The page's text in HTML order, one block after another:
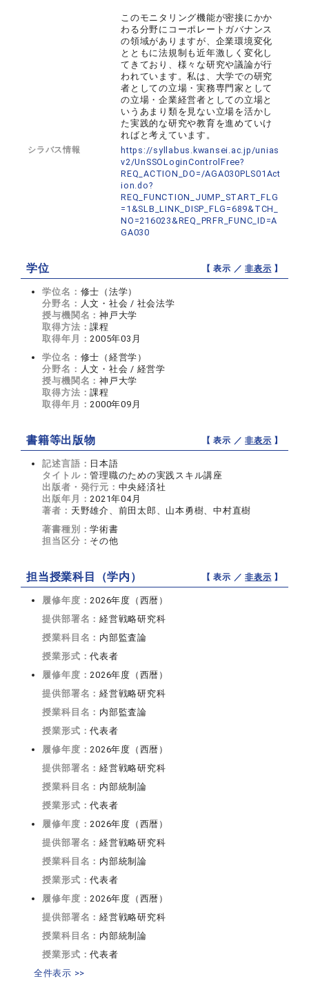
このモニタリング機能が密接にかか
わる分野にコーポレートガバナンス
の領域がありますが、企業環境変化
とともに法規制も近年激しく変化し
てきており、様々な研究や議論が行
われています。私は、大学での研究
者としての立場・実務専門家として
の立場・企業経営者としての立場と
いうあまり類を見ない立場を活かし
た実践的な研究や教育を進めていけ
ればと考えています。
シラバス情報
https://syllabus.kwansei.ac.jp/unias
v2/UnSSOLoginControlFree?
REQ_ACTION_DO=/AGA030PLS01Act
ion.do?
REQ_FUNCTION_JUMP_START_FLG
=1&SLB_LINK_DISP_FLG=689&TCH_
NO=216023&REQ_PRFR_FUNC_ID=A
GA030
学位 【 表示 ／非表示 】
学位名： 修士（法学）
分野名： 人文・社会 / 社会法学
授与機関名：神戸大学
取得方法：課程
取得年月： 2005年03月
学位名： 修士（経営学）
分野名： 人文・社会 / 経営学
授与機関名：神戸大学
取得方法：課程
取得年月： 2000年09月
書籍等出版物 【 表示 ／非表示 】
記述言語： 日本語
タイトル：管理職のための実践スキル講座
出版者・発行元： 中央経済社
出版年月： 2021年04月
著者： 天野雄介、前田太郎、山本勇樹、中村直樹
著書種別：学術書
担当区分： その他
担当授業科目（学内） 【 表示 ／非表示 】
履修年度： 2026年度（西暦）
提供部署名：経営戦略研究科
授業科目名： 内部監査論
授業形式：代表者
履修年度： 2026年度（西暦）
提供部署名：経営戦略研究科
授業科目名： 内部監査論
授業形式：代表者
履修年度： 2026年度（西暦）
提供部署名：経営戦略研究科
授業科目名： 内部統制論
授業形式：代表者
履修年度： 2026年度（西暦）
提供部署名：経営戦略研究科
授業科目名： 内部統制論
授業形式：代表者
履修年度： 2026年度（西暦）
提供部署名：経営戦略研究科
授業科目名： 内部統制論
授業形式：代表者
全件表示 >>